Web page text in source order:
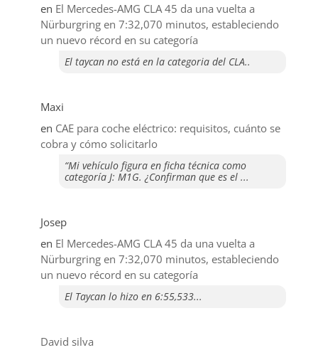
en El Mercedes-AMG CLA 45 da una vuelta a
Nürburgring en 7:32,070 minutos, estableciendo
un nuevo récord en su categoría
El taycan no está en la categoria del CLA..
Maxi
en CAE para coche eléctrico: requisitos, cuánto se
cobra y cómo solicitarlo
“Mi vehículo figura en ficha técnica como
categoría J: M1G. ¿Confirman que es el ...
Josep
en El Mercedes-AMG CLA 45 da una vuelta a
Nürburgring en 7:32,070 minutos, estableciendo
un nuevo récord en su categoría
El Taycan lo hizo en 6:55,533...
David silva